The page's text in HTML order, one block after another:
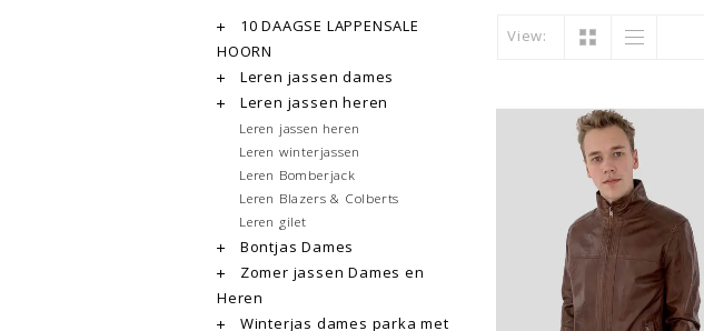
10 DAAGSE LAPPENSALE
HOORN
Leren jassen dames
Leren jassen heren
Leren jassen heren
Leren winterjassen
Leren Bomberjack
Leren Blazers & Colberts
Leren gilet
Bontjas Dames
Zomer jassen Dames en
Heren
Winterjas dames parka met
View: